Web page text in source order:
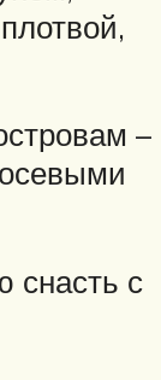
–
снасть с